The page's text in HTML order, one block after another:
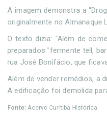
A imagem demonstra a
originalmente no Almanaque
O texto dizia: "Além de
preparados "fermente tell,
rua José Bonifácio, que
Além de vender remédios, a
A edificação foi demolida
Fonte: Acervo Curitiba Histórica.